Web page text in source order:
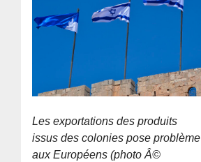
Les exportations des produits
issus des colonies pose problème
aux Européens (photo Â©